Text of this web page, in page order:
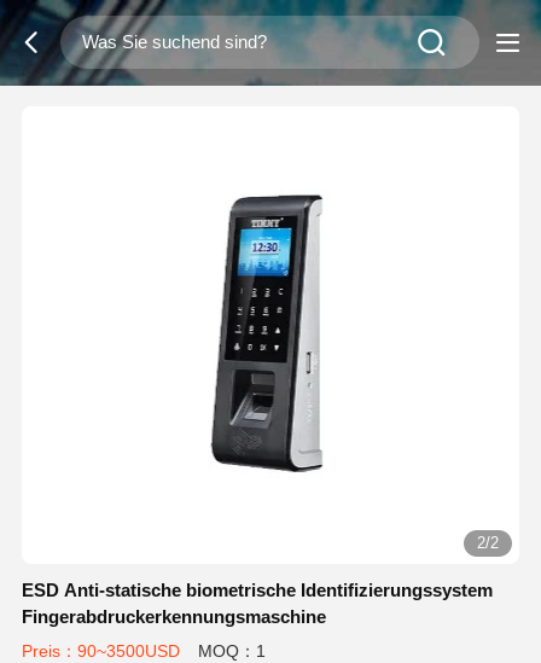
2/2
ESD Anti-statische biometrische Identifizierungssystem
Fingerabdruckerkennungsmaschine
Preis：90~3500USD MOQ：1